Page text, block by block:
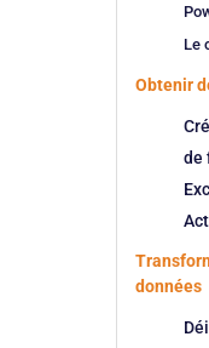
Le
Obtenir
de
données